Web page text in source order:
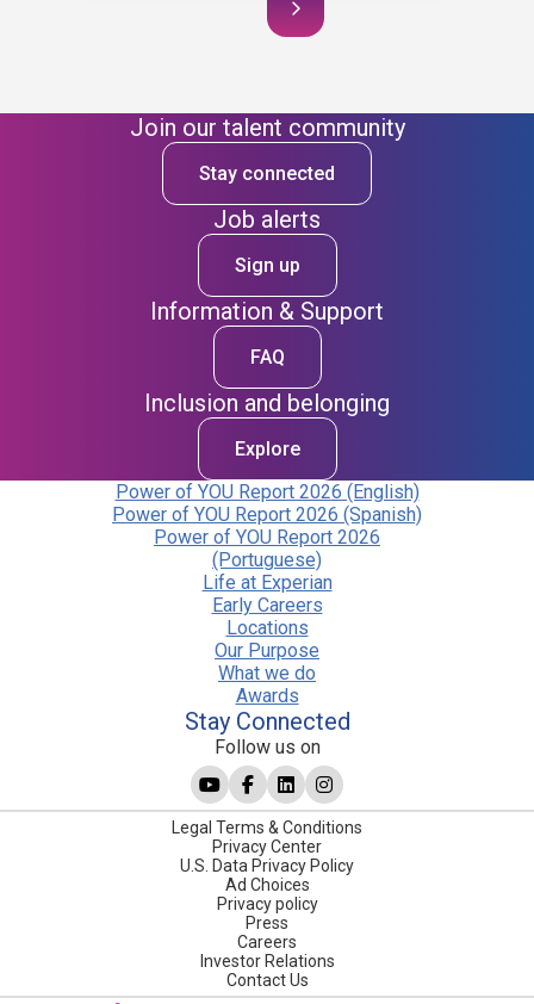
Join our talent community
Stay connected
Job alerts
Sign up
Information & Support
FAQ
Inclusion and belonging
Explore
Power of YOU Report 2026 (English)
Power of YOU Report 2026 (Spanish)
Power of YOU Report 2026
(Portuguese)
Life at Experian
Early Careers
Locations
Our Purpose
What we do
Awards
Stay Connected
Follow us on
Legal Terms & Conditions
Privacy Center
U.S. Data Privacy Policy
Ad Choices
Privacy policy
Press
Careers
Investor Relations
Contact Us